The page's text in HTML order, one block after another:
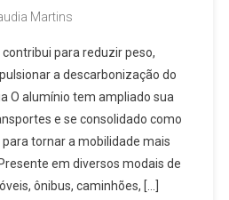
Martins
para reduzir peso,
a descarbonização do
O alumínio tem ampliado sua
e se consolidado como
tornar a mobilidade mais
em diversos modais de
ônibus, caminhões, […]